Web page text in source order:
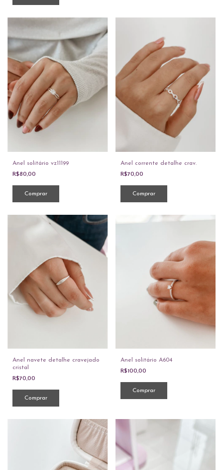
Anel solitário vz11199
R$80,00
Comprar
Anel corrente detalhe crav.
R$70,00
Comprar
Anel navete detalhe cravejado
cristal
R$70,00
Comprar
Anel solitário A604
R$100,00
Comprar